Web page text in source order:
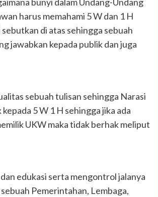
bunyi dalam Undang-Undang
harus memahami 5 W dan 1 H
di atas sehingga sebuah
jawabkan kepada publik dan juga
sebuah tulisan sehingga Narasi
5 W 1 H sehingga jika ada
UKW maka tidak berhak meliput
edukasi serta mengontrol jalanya
Pemerintahan, Lembaga,